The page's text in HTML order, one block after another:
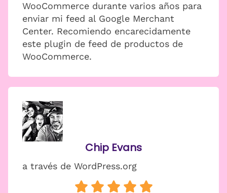
WooCommerce durante varios años para
enviar mi feed al Google Merchant
Center. Recomiendo encarecidamente
este plugin de feed de productos de
WooCommerce.
Chip Evans
a través de WordPress.org